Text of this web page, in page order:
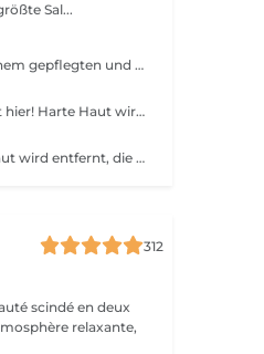
Sal...
Verwöhnen Sie Ihre Nägel und Hände mit einem gepflegten und ordentlichen Erscheinungsbild! Unsere Technikerinnen werden effektiv abgestorbene Hautzellen entfernen, die Nägel in Form bringen und feilen sowie die äußere Oberfläche polieren. Am Ende dieser Behandlung wird ein regulärer Nagellack aufgetragen. Unsere Meisterinnen bieten klassische, Hardware- oder kombinierte Maniküre an. Wie wird die Maniküre mit regulärer Nagellack durchgeführt? - rauhe Haut wird entfernt - die Form der Nagelplatte wird korrigiert - die Nagelhaut und seitlichen Rillen werden korrigiert - Nagellack wird aufgetragen - Nagelhautöl und Handcreme werden aufgetragen Altersbeschränkungen: empfohlen ab 14 Jahren. Empfehlungen nach dem Eingriff: es gibt keine speziellen Empfehlungen nach diesem Verfahren. Frequenz: einmal in 3 Wochen.
Entspannen Sie sich! Die Nageltechnikerin ist hier! Harte Haut wird entfernt, die Füße werden mit tief pflegenden Cremes massiert, wodurch sie weicher und geschmeidiger werden. Die Nagelhaut wird ordentlich gemacht und die Fußnägel werden perfekt geformt. Unsere Meisterinnen führen eine Hardware-Pediküre durch. Wie wird die Pediküre ohne Nagellack durchgeführt? - rauhe Haut wird entfernt - die Form der Nagelplatte wird korrigiert - die Nagelhaut und seitlichen Rillen werden korrigiert - die Fersen werden gereinigt - Nagelhautöl und Fußcreme werden aufgetragen Altersbeschränkungen: empfohlen ab 14 Jahren. Empfehlungen nach dem Eingriff: es gibt keine speziellen Empfehlungen nach diesem Verfahren. Frequenz: einmal in 3-4 Wochen.
Bereichern Sie Ihr Leben mit Farbe! Harte Haut wird entfernt, die Füße werden mit tief pflegenden Cremes massiert, wodurch sie weicher und geschmeidiger werden. Die Nagelhaut wird ordentlich gemacht und die Fußnägel werden perfekt geformt. Am Ende dieser Behandlung wird regulärer Nagellack aufgetragen. Unsere Meisterinnen führen eine Hardware-Pediküre durch. Wie wird die Pediküre mit einfacher Nagellackierung durchgeführt? - rauhe Haut wird entfernt - die Form der Nagelplatte wird korrigiert - die Nagelhaut und seitlichen Rillen werden korrigiert - die Fersen werden gereinigt - nagellack wird aufgetragen - nagelhautöl und Fußcreme werden aufgetragen Altersbeschränkungen: empfohlen ab 14 Jahren. Empfehlungen nach dem Eingriff: es gibt keine speziellen Empfehlungen nach diesem Verfahren. Frequenz: einmal in 3-4 Wochen.
312
scindé en deux